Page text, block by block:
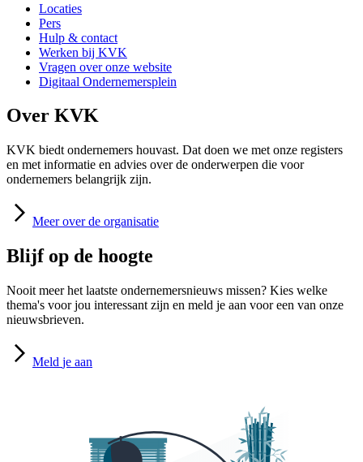
Locaties
Pers
Hulp & contact
Werken bij KVK
Vragen over onze website
Digitaal Ondernemersplein
Over KVK
KVK biedt ondernemers houvast. Dat doen we met onze registers
en met informatie en advies over de onderwerpen die voor
ondernemers belangrijk zijn.
Meer over de organisatie
Blijf op de hoogte
Nooit meer het laatste ondernemersnieuws missen? Kies welke
thema's voor jou interessant zijn en meld je aan voor een van onze
nieuwsbrieven.
Meld je aan